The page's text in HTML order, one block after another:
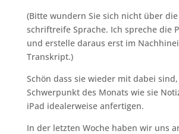
(Bitte wundern Sie sich nicht über
schriftreife Sprache. Ich spreche die
und erstelle daraus erst im
Transkript.)
Schön dass sie wieder mit dabei
Schwerpunkt des Monats wie sie
iPad idealerweise anfertigen.
In der letzten Woche haben wir uns